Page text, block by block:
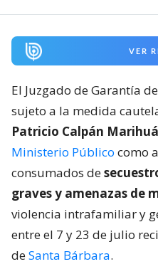
VER
El Juzgado de Garantía
sujeto a la medida
Patricio Calpán
Ministerio Público como
consumados de
graves y amenazas de
violencia intrafamiliar y
entre el 7 y 23 de julio
deSanta Bárbara.